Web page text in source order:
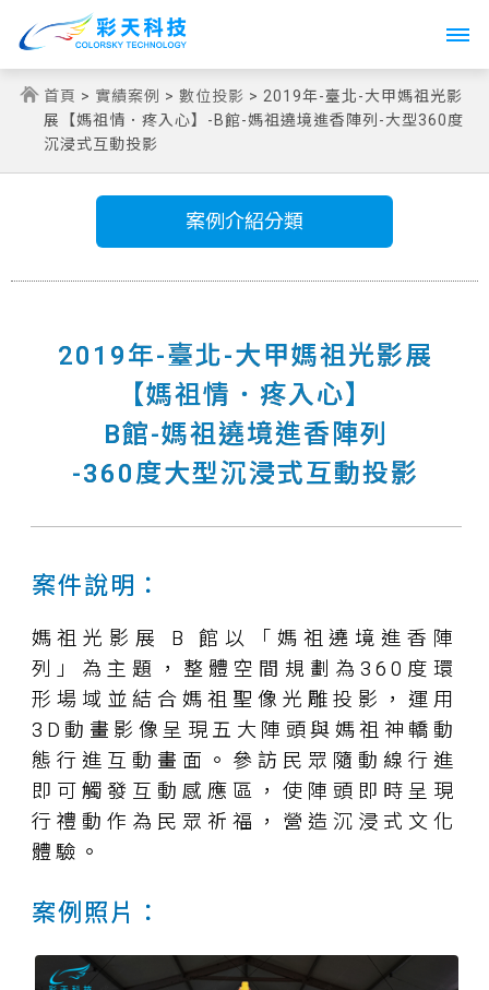
Toggle
首頁 > 實績案例 > 數位投影 > 2019年-臺北-大甲媽祖光影
展【媽祖情．疼入心】-B館-媽祖遶境進香陣列-大型360度
沉浸式互動投影
案例介紹分類
2019年-臺北-大甲媽祖光影展
【媽祖情．疼入心】
B館-媽祖遶境進香陣列
-360度大型沉浸式互動投影
案件說明：
媽祖光影展 B 館以「媽祖遶境進香陣
列」為主題，整體空間規劃為360度環
形場域並結合媽祖聖像光雕投影，運用
3D動畫影像呈現五大陣頭與媽祖神轎動
態行進互動畫面。參訪民眾隨動線行進
即可觸發互動感應區，使陣頭即時呈現
行禮動作為民眾祈福，營造沉浸式文化
體驗。
案例照片：